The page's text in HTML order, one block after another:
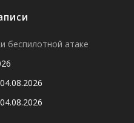
беспилотной атаке
04.08.2026
04.08.2026